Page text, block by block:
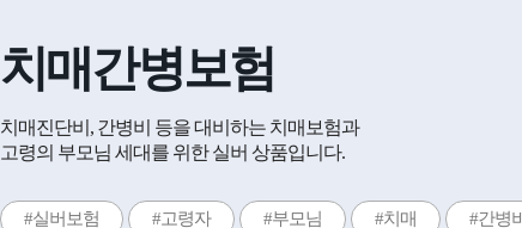
치매간병보험
치매진단비, 간병비 등을 대비하는 치매보험과
고령의 부모님 세대를 위한 실버 상품입니다.
#실버보험 #고령자 #부모님 #치매 #간병비